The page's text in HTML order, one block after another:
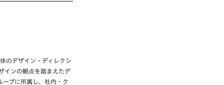
のデザイン・ディレクシ
インの観点を踏まえたデ
プに所属し、社内・ク